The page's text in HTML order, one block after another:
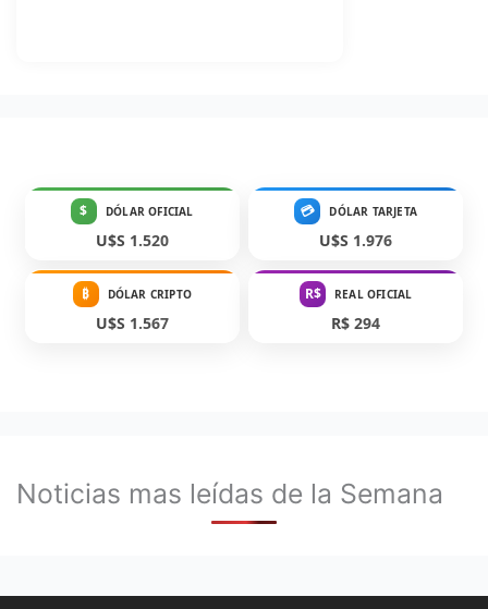
$ DÓLAR OFICIAL
U$S 1.520
💳 DÓLAR TARJETA
U$S 1.976
₿ DÓLAR CRIPTO
U$S 1.567
R$ REAL OFICIAL
R$ 294
Noticias mas leídas de la Semana